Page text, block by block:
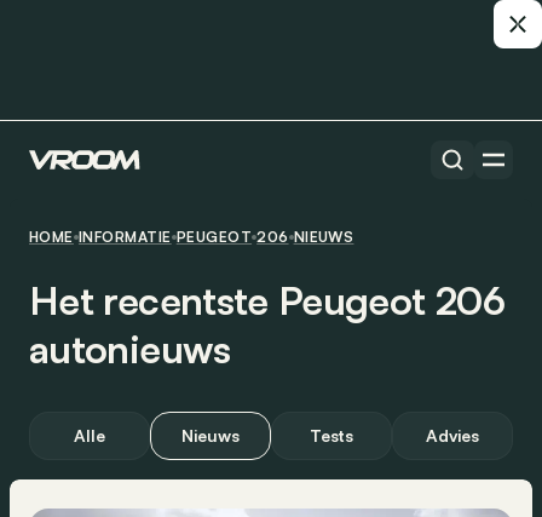
HOME INFORMATIE PEUGEOT 206 NIEUWS
Het recentste Peugeot 206
autonieuws
Alle Nieuws Tests Advies